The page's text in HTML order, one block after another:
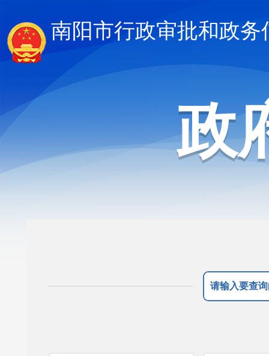
南阳市行政审批和政务
政